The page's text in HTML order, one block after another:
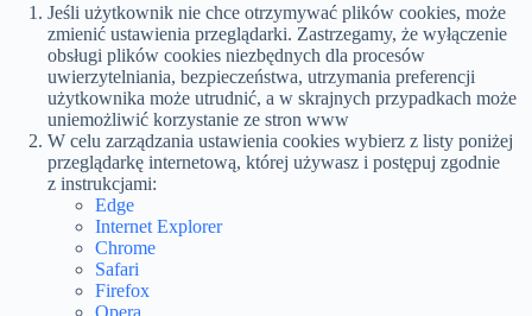
Jeśli użytkownik nie chce otrzymywać plików cookies, może
zmienić ustawienia przeglądarki. Zastrzegamy, że wyłączenie
obsługi plików cookies niezbędnych dla procesów
uwierzytelniania, bezpieczeństwa, utrzymania preferencji
użytkownika może utrudnić, a w skrajnych przypadkach może
uniemożliwić korzystanie ze stron www
W celu zarządzania ustawienia cookies wybierz z listy poniżej
przeglądarkę internetową, której używasz i postępuj zgodnie
z instrukcjami:
Edge
Internet Explorer
Chrome
Safari
Firefox
Opera